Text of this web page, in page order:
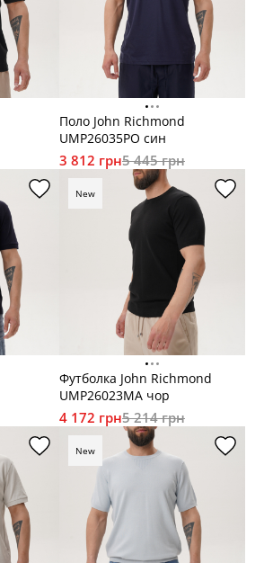
Поло John Richmond
UMP26035PO син
3 812 грн5 445 грн
Футболка John Richmond
UMP26023MA чор
4 172 грн5 214 грн
New
New